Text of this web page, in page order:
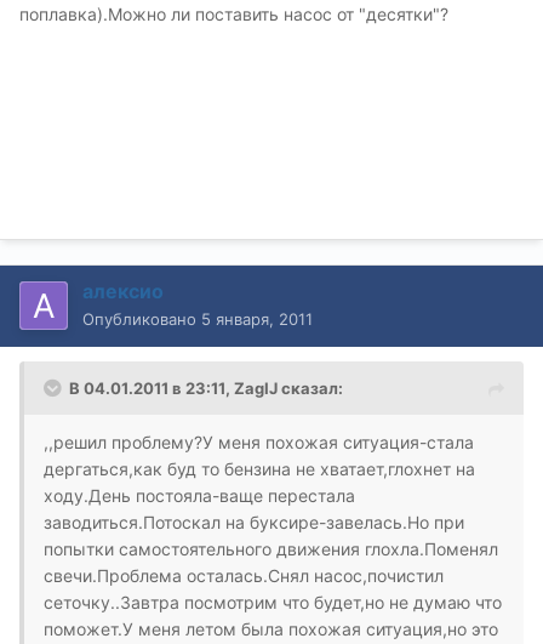
поплавка).Можно ли поставить насос от "десятки"?
алексио
Опубликовано 5 января, 2011
В 04.01.2011 в 23:11, ZagIJ сказал:
,,решил проблему?У меня похожая ситуация-стала
дергаться,как буд то бензина не хватает,глохнет на
ходу.День постояла-ваще перестала
заводиться.Потоскал на буксире-завелась.Но при
попытки самостоятельного движения глохла.Поменял
свечи.Проблема осталась.Снял насос,почистил
сеточку..Завтра посмотрим что будет,но не думаю что
поможет.У меня летом была похожая ситуация,но это